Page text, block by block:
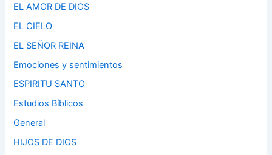
EL AMOR DE DIOS
EL CIELO
EL SEÑOR REINA
Emociones y sentimientos
ESPIRITU SANTO
Estudios Bíblicos
General
HIJOS DE DIOS